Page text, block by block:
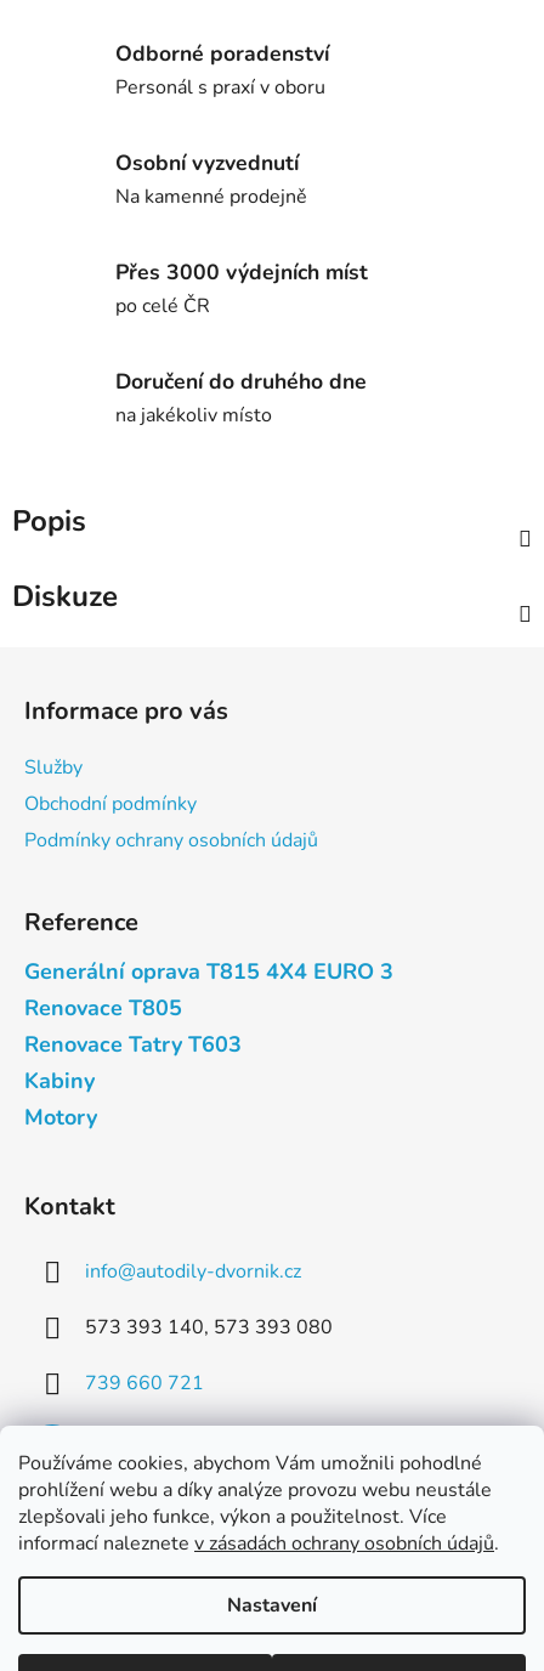
Používáme cookies, abychom Vám umožnili pohodlné
prohlížení webu a díky analýze provozu webu neustále
zlepšovali jeho funkce, výkon a použitelnost. Více
informací naleznete v zásadách ochrany osobních údajů.
Nastavení
Odborné poradenství
Personál s praxí v oboru
Osobní vyzvednutí
Na kamenné prodejně
Přes 3000 výdejních míst
po celé ČR
Doručení do druhého dne
na jakékoliv místo
Popis
Diskuze
Informace pro vás
Služby
Obchodní podmínky
Podmínky ochrany osobních údajů
Reference
Generální oprava T815 4X4 EURO 3
Renovace T805
Renovace Tatry T603
Kabiny
Motory
Kontakt
info@autodily-dvornik.cz
573 393 140, 573 393 080
739 660 721
Facebook
Vytvořil Shoptet